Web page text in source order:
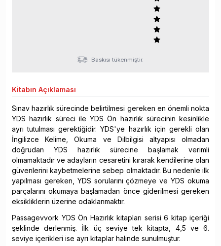
Baskısı tükenmiştir.
Kitabın Açıklaması
Sınav hazırlık sürecinde belirtilmesi gereken en önemli nokta
YDS hazırlık süreci ile YDS Ön hazırlık sürecinin kesinlikle
ayrı tutulması gerektiğidir. YDS'ye hazırlık için gerekli olan
İngilizce Kelime, Okuma ve Dilbilgisi altyapısı olmadan
doğrudan YDS hazırlık sürecine başlamak verimli
olmamaktadır ve adayların cesaretini kırarak kendilerine olan
güvenlerini kaybetmelerine sebep olmaktadır. Bu nedenle ilk
yapılması gereken, YDS sorularını çözmeye ve YDS okuma
parçalarını okumaya başlamadan önce giderilmesi gereken
eksikliklerin üzerine odaklanmaktır.
Passagevvork YDS Ön Hazırlık kitapları serisi 6 kitap içeriği
şeklinde derlenmiş. İlk üç seviye tek kitapta, 4,5 ve 6.
seviye içerikleri ise ayrı kitaplar halinde sunulmuştur.